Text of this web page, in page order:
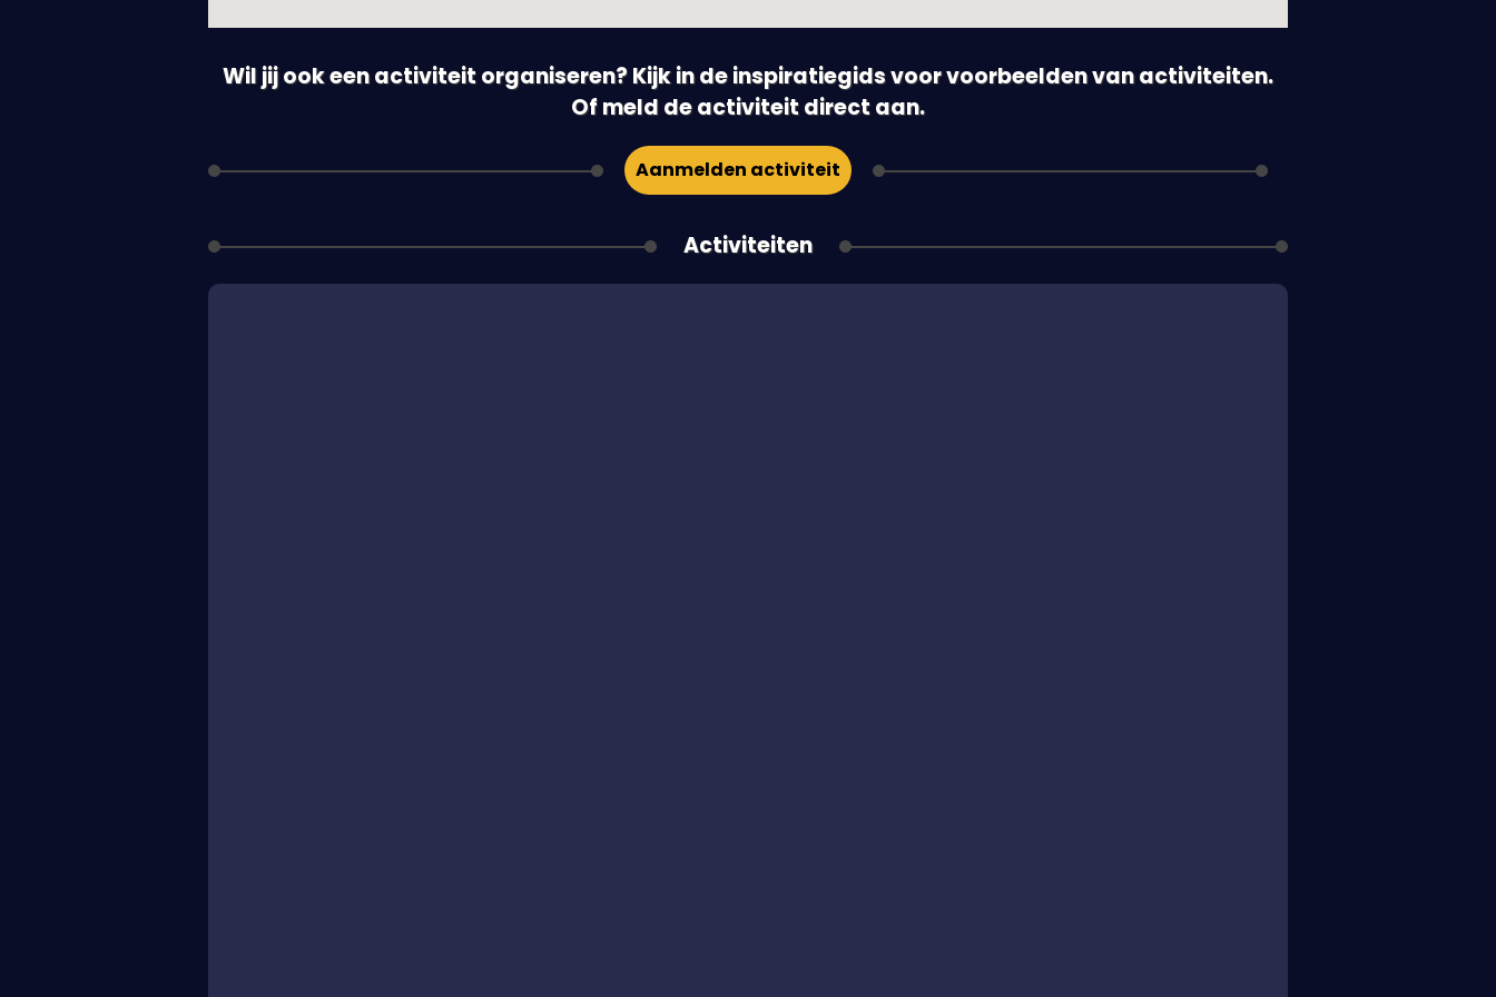
Wil jij ook een activiteit organiseren? Kijk in de inspiratiegids voor voorbeelden van activiteiten.
Of meld de activiteit direct aan.
Aanmelden activiteit
Activiteiten